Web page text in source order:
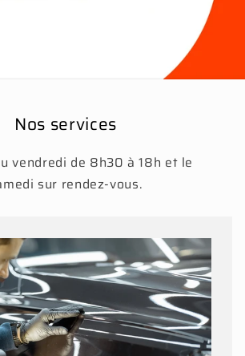
Nos services
vendredi de 8h30 à 18h et le
sur rendez-vous.